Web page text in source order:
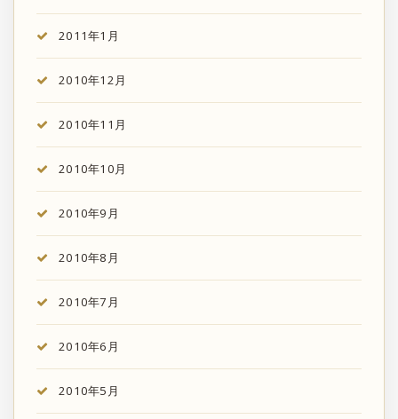
2011年1月
2010年12月
2010年11月
2010年10月
2010年9月
2010年8月
2010年7月
2010年6月
2010年5月